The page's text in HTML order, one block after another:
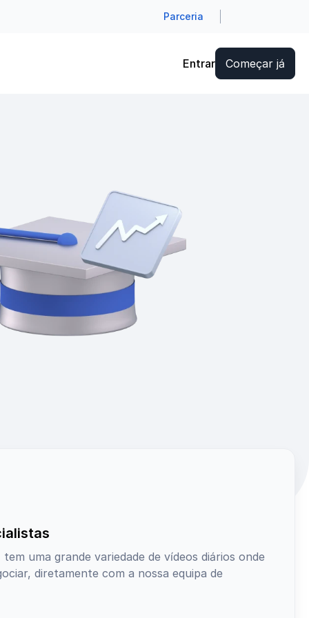
Parceria
Entrar Começar já
uma grande variedade de vídeos diários onde
diretamente com a nossa equipa de